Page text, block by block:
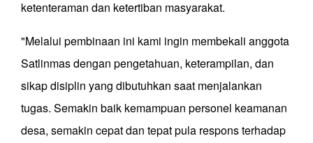
ketenteraman dan ketertiban masyarakat.
"Melalui pembinaan ini kami ingin membekali anggota
Satlinmas dengan pengetahuan, keterampilan, dan
sikap disiplin yang dibutuhkan saat menjalankan
tugas. Semakin baik kemampuan personel keamanan
desa, semakin cepat dan tepat pula respons terhadap